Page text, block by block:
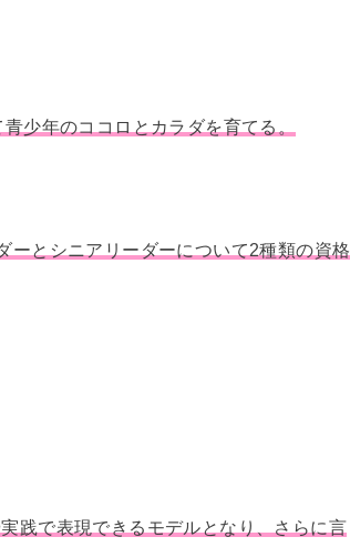
少年のココロとカラダを育てる。
ーとシニアリーダーについて2種類の資格
践で表現できるモデルとなり、さらに言